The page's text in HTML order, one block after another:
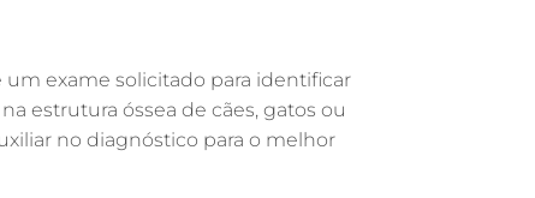
FARMÁCIA VETERINÁRIA 24H EM
GUARULHOS
EXAME DE IMAGEM PARA PET EM
GUARULHOS
um exame solicitado para identificar
estrutura óssea de cães, gatos ou
no diagnóstico para o melhor